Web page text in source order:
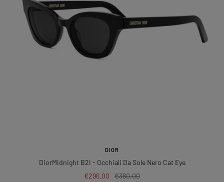
DIOR
DiorMidnight B2I - Occhiali Da Sole Nero Cat Eye
Prezzo
€296,00
Prezzo
€360,00